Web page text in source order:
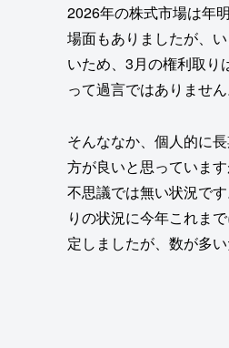
2026年の株式市場は年
場面もありましたが、
いため、3月の権利取り
って過言ではありません
そんななか、個人的に
方が良いと思っていま
不思議では無い状況で
りの状況に今年これま
定しましたが、数が多